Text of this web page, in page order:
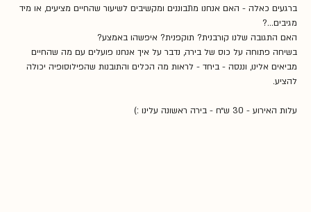
ברגעים כאלה - האם אנחנו מתבוננים ומקשיבים לשיעור שהחיים מציעים, או מיד
מגיבים…?
האם התגובה שלנו קורבנית? תוקפנית? איפשהו באמצע?
בשיחה פתוחה על כוס של בירה, נדבר על איך אנחנו פועלים עם מה שהחיים
מביאים אלינו, וננסה - ביחד - לראות מה הכלים והתובנות שהפילוסופיה יכולה
להציע.
עלות האירוע - 30 ש״ח - בירה ראשונה עלינו :)